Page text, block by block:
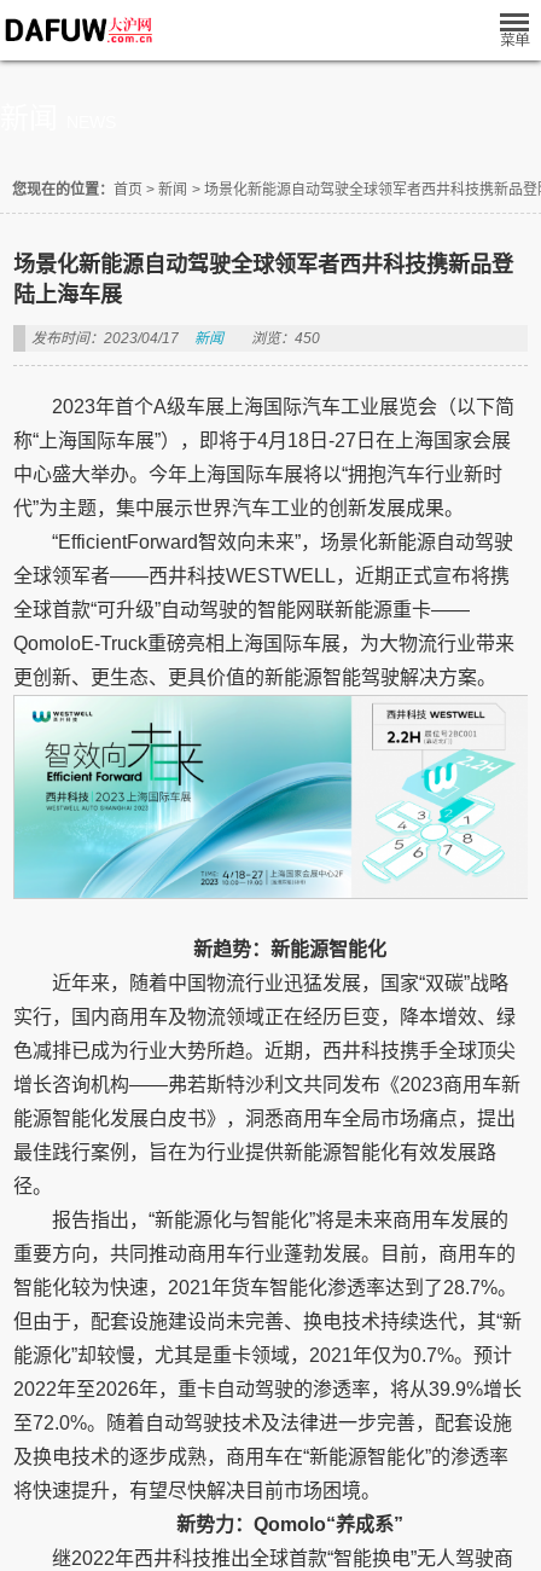
您现在的位置： 首页 > 新闻 > 场景化新能源自动驾驶全球领军者西井科技携新品
场景化新能源自动驾驶全球领军者西井科技携新品登
陆上海车展
发布时间：2023/04/17 新闻 浏览：450
2023年首个A级车展上海国际汽车工业展览会（以下简
称“上海国际车展”），即将于4月18日-27日在上海国家会展
中心盛大举办。今年上海国际车展将以“拥抱汽车行业新时
代”为主题，集中展示世界汽车工业的创新发展成果。
“EfficientForward智效向未来”，场景化新能源自动驾驶
全球领军者——西井科技WESTWELL，近期正式宣布将携
全球首款“可升级”自动驾驶的智能网联新能源重卡——
QomoloE-Truck重磅亮相上海国际车展，为大物流行业带来
更创新、更生态、更具价值的新能源智能驾驶解决方案。
新趋势：新能源智能化
近年来，随着中国物流行业迅猛发展，国家“双碳”战略
实行，国内商用车及物流领域正在经历巨变，降本增效、绿
色减排已成为行业大势所趋。近期，西井科技携手全球顶尖
增长咨询机构——弗若斯特沙利文共同发布《2023商用车新
能源智能化发展白皮书》，洞悉商用车全局市场痛点，提出
最佳践行案例，旨在为行业提供新能源智能化有效发展路
径。
报告指出，“新能源化与智能化”将是未来商用车发展的
重要方向，共同推动商用车行业蓬勃发展。目前，商用车的
智能化较为快速，2021年货车智能化渗透率达到了28.7%。
但由于，配套设施建设尚未完善、换电技术持续迭代，其“新
能源化”却较慢，尤其是重卡领域，2021年仅为0.7%。预计
2022年至2026年，重卡自动驾驶的渗透率，将从39.9%增长
至72.0%。随着自动驾驶技术及法律进一步完善，配套设施
及换电技术的逐步成熟，商用车在“新能源智能化”的渗透率
将快速提升，有望尽快解决目前市场困境。
新势力：Qomolo“养成系”
继2022年西井科技推出全球首款“智能换电”无人驾驶商